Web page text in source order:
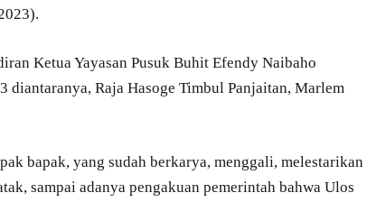
Ketua Yayasan Pusuk Buhit Efendy Naibaho
Raja Hasoge Timbul Panjaitan, Marlem
bapak, yang sudah berkarya, menggali, melestarikan
sampai adanya pengakuan pemerintah bahwa Ulos